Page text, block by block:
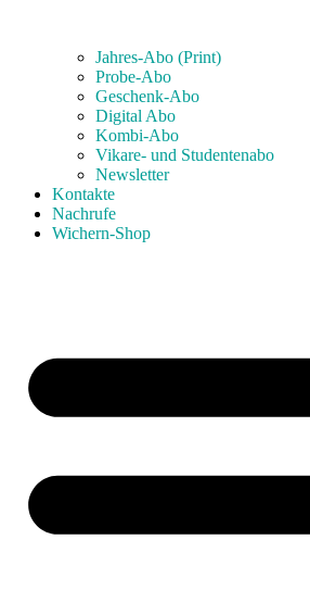
Jahres-Abo (Print)
Probe-Abo
Geschenk-Abo
Digital Abo
Kombi-Abo
Vikare- und Studentenabo
Newsletter
Kontakte
Nachrufe
Wichern-Shop